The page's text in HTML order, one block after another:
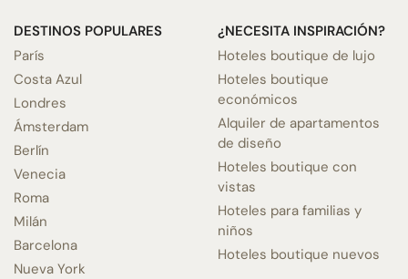
DESTINOS POPULARES
París
Costa Azul
Londres
Ámsterdam
Berlín
Venecia
Roma
Milán
Barcelona
Nueva York
¿NECESITA INSPIRACIÓN?
Hoteles boutique de lujo
Hoteles boutique
económicos
Alquiler de apartamentos
de diseño
Hoteles boutique con
vistas
Hoteles para familias y
niños
Hoteles boutique nuevos